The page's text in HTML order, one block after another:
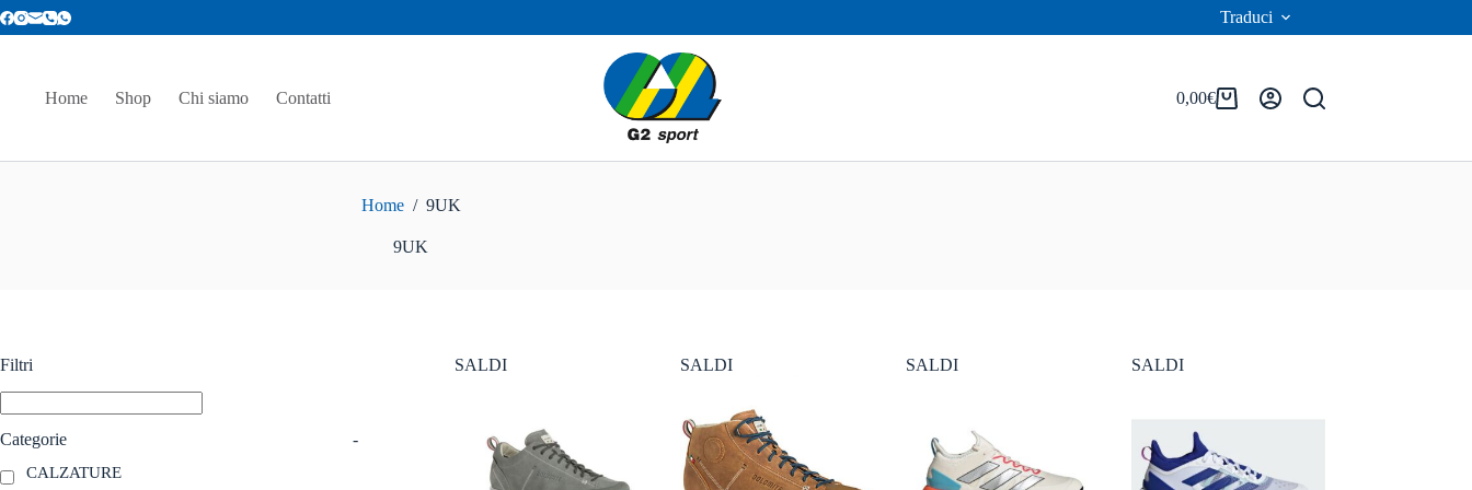
Salta
al
Traduci
Home Shop Chi siamo Contatti Carrello
0,00€
Home / 9UK
9UK
SALDI SALDI SALDI SALDI
Filtri
Categorie -
CALZATURE